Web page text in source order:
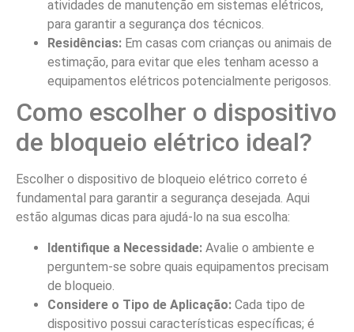
atividades de manutenção em sistemas elétricos,
para garantir a segurança dos técnicos.
Residências: Em casas com crianças ou animais de
estimação, para evitar que eles tenham acesso a
equipamentos elétricos potencialmente perigosos.
Como escolher o dispositivo
de bloqueio elétrico ideal?
Escolher o dispositivo de bloqueio elétrico correto é
fundamental para garantir a segurança desejada. Aqui
estão algumas dicas para ajudá-lo na sua escolha:
Identifique a Necessidade: Avalie o ambiente e
perguntem-se sobre quais equipamentos precisam
de bloqueio.
Considere o Tipo de Aplicação: Cada tipo de
dispositivo possui características específicas; é